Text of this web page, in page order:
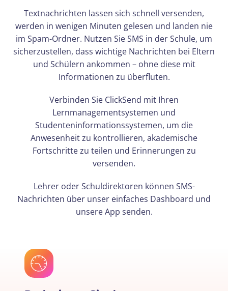
Textnachrichten lassen sich schnell versenden,
werden in wenigen Minuten gelesen und landen nie
im Spam-Ordner. Nutzen Sie SMS in der Schule, um
sicherzustellen, dass wichtige Nachrichten bei Eltern
und Schülern ankommen – ohne diese mit
Informationen zu überfluten.
Verbinden Sie ClickSend mit Ihren
Lernmanagementsystemen und
Studenteninformationssystemen, um die
Anwesenheit zu kontrollieren, akademische
Fortschritte zu teilen und Erinnerungen zu
versenden.
Lehrer oder Schuldirektoren können SMS-
Nachrichten über unser einfaches Dashboard und
unsere App senden.